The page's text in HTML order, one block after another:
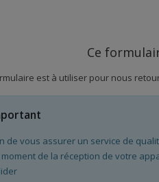
Ce
est à utiliser pour nous
de vous assurer un service de
moment de la réception de votre